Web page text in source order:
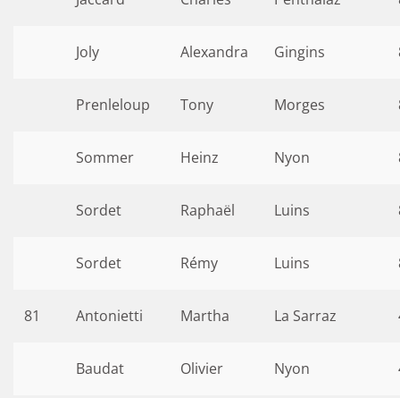
Joly Alexandra Gingins
Prenleloup Tony Morges
Sommer Heinz Nyon
Sordet Raphaël Luins
Sordet Rémy Luins
81 Antonietti Martha La Sarraz
Baudat Olivier Nyon